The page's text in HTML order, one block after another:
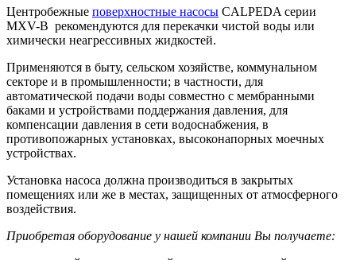
Центробежные поверхностные насосы CALPEDA серии
MXV-B рекомендуются для перекачки чистой воды или
химически неагрессивных жидкостей.
Применяются в быту, сельском хозяйстве, коммунальном
секторе и в промышленности; в частности, для
автоматической подачи воды совместно с мембранными
баками и устройствами поддержания давления, для
компенсации давления в сети водоснабжения, в
противопожарных установках, высоконапорных моечных
устройствах.
Установка насоса должна производиться в закрытых
помещениях или же в местах, защищенных от атмосферного
воздействия.
Приобретая оборудование у нашей компании Вы получаете: